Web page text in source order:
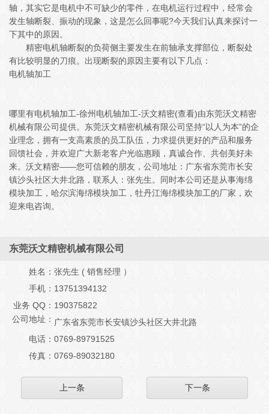
轴，其实它是电机中不可缺少的零件，在电机运行过程中，经常会
发生轴断裂、振动的现象，这是怎么回事呢?今天我们认真来探讨一
下其中的原因。
精密电机轴断裂的负荷侧主要发生在前轴承支撑部位，断裂处
有比较明显的刀痕。出现断裂的原因主要有以下几点：
电机轴加工
哪里有电机轴加工-徐州电机轴加工-沃文精密(查看)由东莞沃文精密
机械有限公司提供。东莞沃文精密机械有限公司坚持“以人为本”的企
业理念，拥有一支高素质的员工队伍，力求提供更好的产品和服务
回馈社会，并欢迎广大新老客户光临惠顾，真诚合作、共创美好未
来。沃文精密——您可信赖的朋友，公司地址：广东省东莞市长安
镇沙头社区大井北路，联系人：张先生。同时本公司还是从事海绵
模块加工，哈尔滨海绵模块加工，牡丹江海绵模块加工的厂家，欢
迎来电咨询。
东莞沃文精密机械有限公司
姓名： 张先生 ( 销售经理 ）
手机： 13751394132
业务 QQ： 190375822
公司地址： 广东省东莞市长安镇沙头社区大井北路
电话： 0769-89791525
传真： 0769-89032180
上一条 下一条